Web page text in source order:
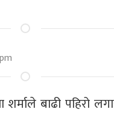
शर्माले बाढी पहिरो